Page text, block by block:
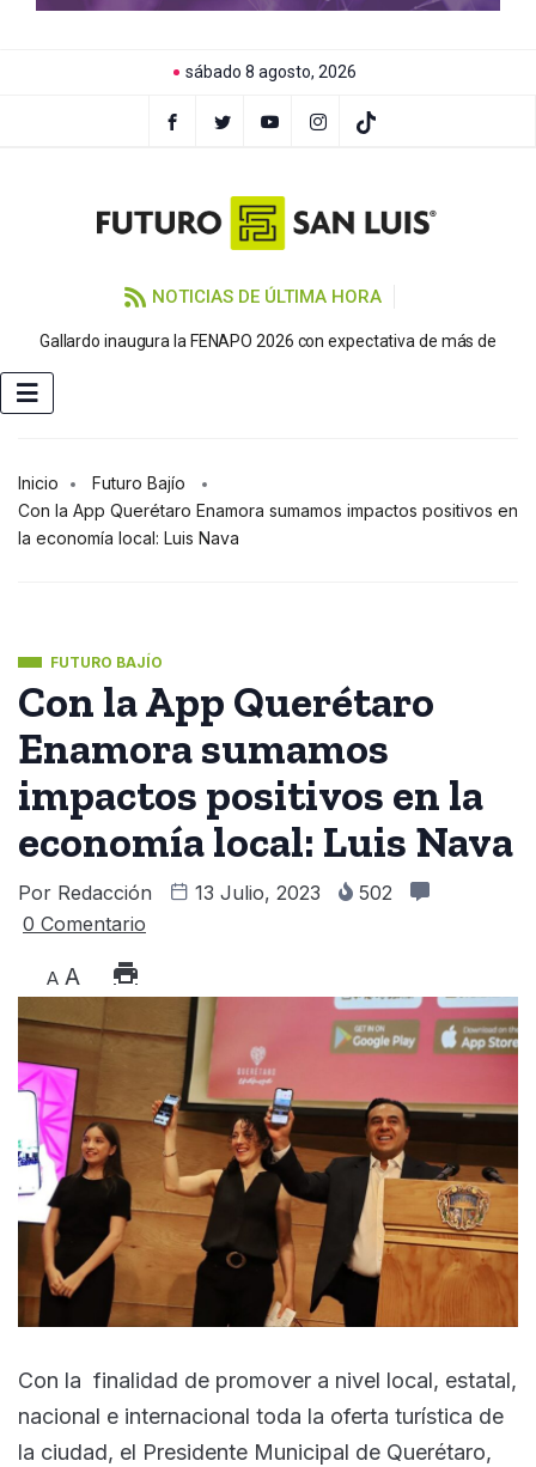
sábado 8 agosto, 2026
NOTICIAS DE ÚLTIMA HORA
Gallardo inaugura la FENAPO 2026 con expectativa de más de
Inicio
Futuro Bajío
Con la App Querétaro Enamora sumamos impactos positivos en
la economía local: Luis Nava
FUTURO BAJÍO
Con la App Querétaro
Enamora sumamos
impactos positivos en la
economía local: Luis Nava
Por Redacción 13 Julio, 2023
502
0 Comentario
A A
Con la finalidad de promover a nivel local, estatal,
nacional e internacional toda la oferta turística de
la ciudad, el Presidente Municipal de Querétaro,